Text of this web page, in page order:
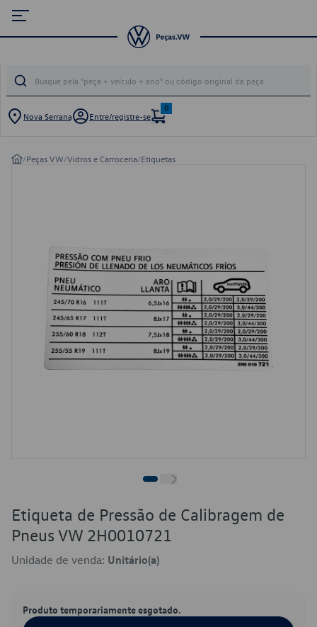
Nova Serrana Entre/registre-se
0
/Peças VW/Vidros e Carroceria/Etiquetas
Etiqueta de Pressão de Calibragem de
Pneus VW 2H0010721
Unidade de venda: Unitário(a)
Produto temporariamente esgotado.